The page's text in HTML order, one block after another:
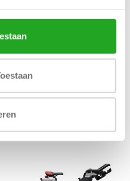
Life Fitness multi adjustable
934,83Incl. btw